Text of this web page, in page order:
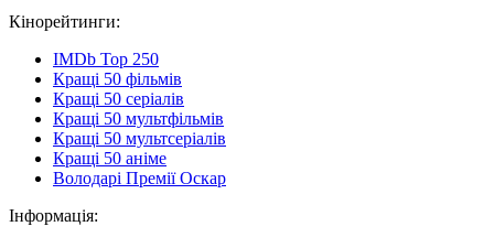
Кінорейтинги:
IMDb Top 250
Кращі 50 фільмів
Кращі 50 серіалів
Кращі 50 мультфільмів
Кращі 50 мультсеріалів
Кращі 50 аніме
Володарі Премії Оскар
Інформація: